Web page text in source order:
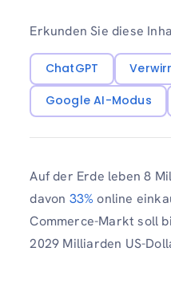
Erkunden Sie diese
ChatGPT
Google AI-Modus
Auf der Erde leben 8
davon 33%online
Commerce-Markt soll
2029 Milliarden US-